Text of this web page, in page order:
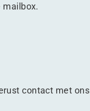
mailbox.
contact met ons